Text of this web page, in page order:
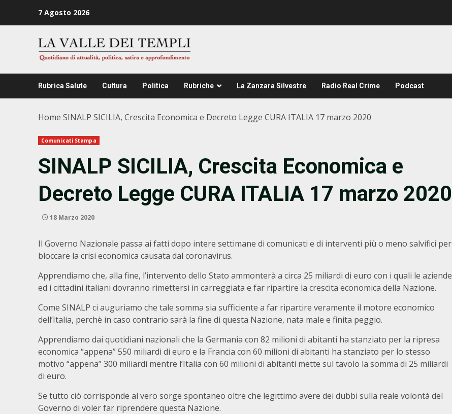
7 Agosto 2026
Rubrica Salute Cultura Politica Rubriche La Zanzara Silvestre Radio Real Crime Podcast
Home SINALP SICILIA, Crescita Economica e Decreto Legge CURA ITALIA 17 marzo 2020
Comunicati Stampa
SINALP SICILIA, Crescita Economica e
Decreto Legge CURA ITALIA 17 marzo 2020
18 Marzo 2020
Il Governo Nazionale passa ai fatti dopo intere settimane di comunicati e di interventi più o meno salvifici per
bloccare la crisi economica causata dal coronavirus.
Apprendiamo che, alla fine, l’intervento dello Stato ammonterà a circa 25 miliardi di euro con i quali le aziende
ed i cittadini italiani dovranno rimettersi in carreggiata e far ripartire la crescita economica della Nazione.
Come SINALP ci auguriamo che tale somma sia sufficiente a far ripartire veramente il motore economico
dell’Italia, perchè in caso contrario sarà la fine di questa Nazione, nata male e finita peggio.
Apprendiamo dai quotidiani nazionali che la Germania con 82 milioni di abitanti ha stanziato per la ripresa
economica “appena” 550 miliardi di euro e la Francia con 60 milioni di abitanti ha stanziato per lo stesso
motivo “appena” 300 miliardi mentre l’Italia con 60 milioni di abitanti mette sul tavolo la somma di 25 miliardi
di euro.
Se tutto ciò corrisponde al vero sorge spontaneo oltre che legittimo avere dei dubbi sulla reale volontà del
Governo di voler far riprendere questa Nazione.